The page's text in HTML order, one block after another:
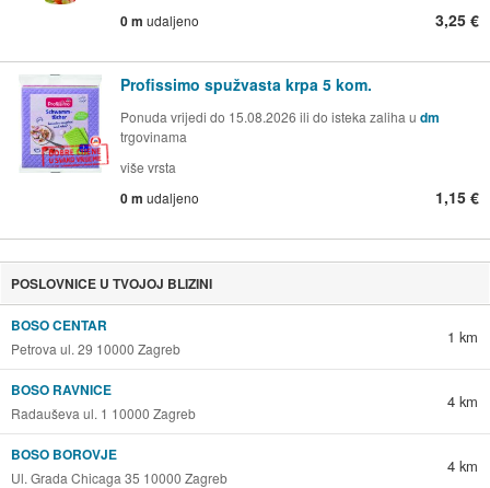
0 m udaljeno 3,25 €
Profissimo spužvasta krpa 5 kom.
Ponuda vrijedi do 15.08.2026 ili do isteka zaliha u dm
trgovinama
više vrsta
0 m udaljeno 1,15 €
POSLOVNICE U TVOJOJ BLIZINI
BOSO CENTAR
Petrova ul. 29 10000 Zagreb
1 km
BOSO RAVNICE
Radauševa ul. 1 10000 Zagreb
4 km
BOSO BOROVJE
Ul. Grada Chicaga 35 10000 Zagreb
4 km